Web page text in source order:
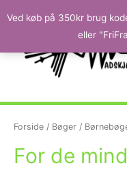
Ved køb på 350kr brug
eller
Forside / Bøger /
For de